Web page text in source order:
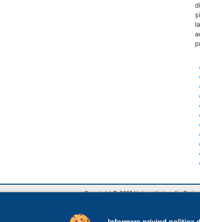
Copyright © 2013 Universitatea din
E-mail: rectorat@central.ucv.ro